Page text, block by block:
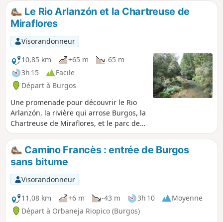
Le Rio Arlanzón et la Chartreuse de
Miraflores
Visorandonneur
10,85 km
+65 m
-65 m
3h 15
Facile
Départ à Burgos
Une promenade pour découvrir le Rio
Arlanzón, la rivière qui arrose Burgos, la
Chartreuse de Miraflores, et le parc des
Fontaines Blanches.
Camino Francès : entrée de Burgos
sans bitume
Visorandonneur
11,08 km
+6 m -43 m 3h 10
Moyenne
Départ à Orbaneja Riopico (Burgos)